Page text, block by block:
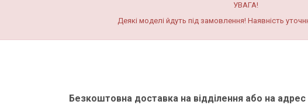
УВАГА!
Деякі моделі йдуть під замовлення! Наявність
Безкоштовна доставка на відділення або на